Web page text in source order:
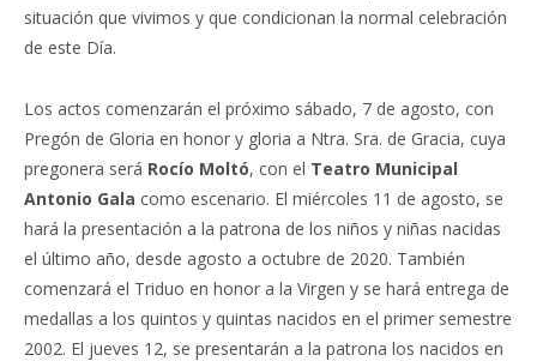
situación que vivimos y que condicionan la normal celebración
de este Día.
Los actos comenzarán el próximo sábado, 7 de agosto, con
Pregón de Gloria en honor y gloria a Ntra. Sra. de Gracia, cuya
pregonera será Rocío Moltó, con el Teatro Municipal
Antonio Gala como escenario. El miércoles 11 de agosto, se
hará la presentación a la patrona de los niños y niñas nacidas
el último año, desde agosto a octubre de 2020. También
comenzará el Triduo en honor a la Virgen y se hará entrega de
medallas a los quintos y quintas nacidos en el primer semestre
2002. El jueves 12, se presentarán a la patrona los nacidos en